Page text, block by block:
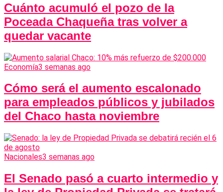
Cuánto acumuló el pozo de la
Poceada Chaqueña tras volver a
quedar vacante
Economía3 semanas ago
Cómo será el aumento escalonado
para empleados públicos y jubilados
del Chaco hasta noviembre
Nacionales3 semanas ago
El Senado pasó a cuarto intermedio y